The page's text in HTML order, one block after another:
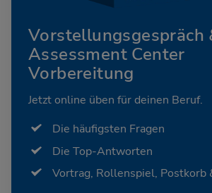
Vorstellungsgespräch
Assessment Center
Vorbereitung
Jetzt online üben für deinen Beruf.
Die häufigsten Fragen
Die Top-Antworten
Vortrag, Rollenspiel, Postkorb